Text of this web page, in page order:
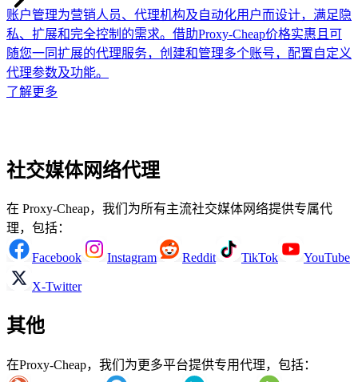
账户管理为营销人员、代理机构及自动化用户而设计，满足隐
私、扩展和完全控制的需求。借助Proxy-Cheap价格实惠且可
随您一同扩展的代理服务，创建和管理多个账号，配置自定义
代理参数及功能。
了解更多
社交媒体网络代理
在 Proxy-Cheap，我们为所有主流社交媒体网络提供专属代
理，包括：
Facebook Instagram Reddit TikTok YouTube
X-Twitter
其他
在Proxy-Cheap，我们为更多平台提供专用代理，包括：